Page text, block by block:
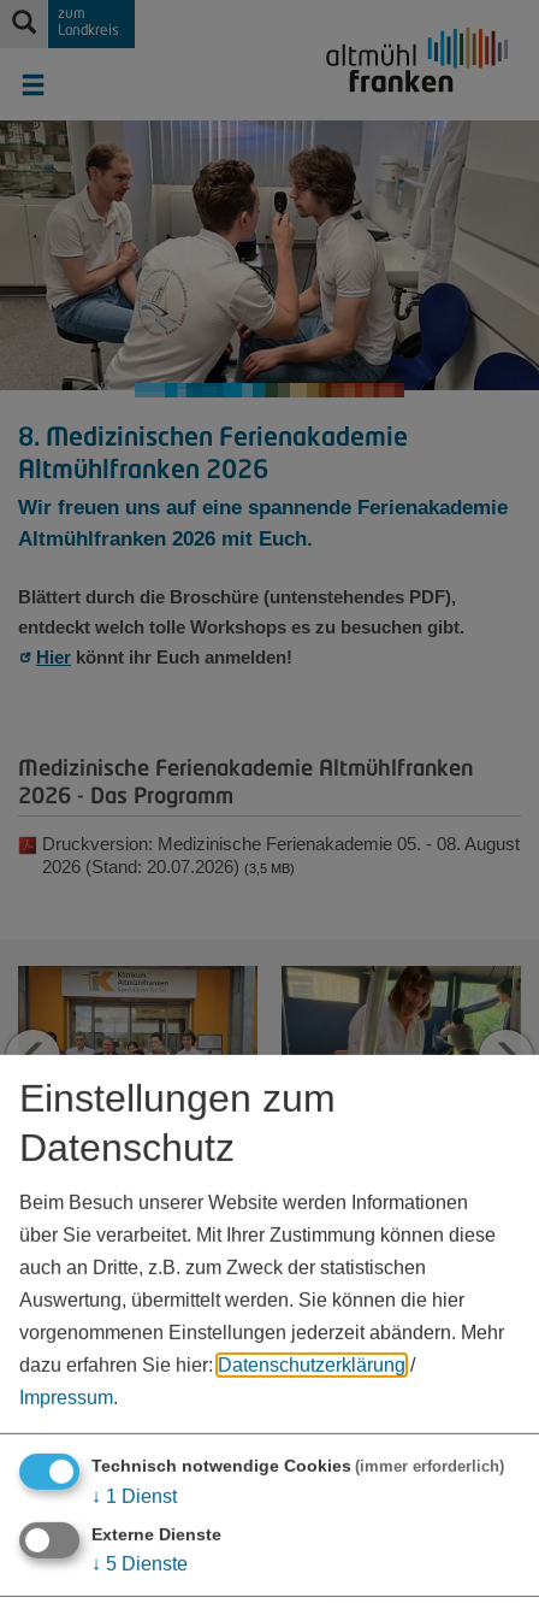
zum
Landkreis
8. Medizinischen Ferienakademie
Altmühlfranken 2026
Wir freuen uns auf eine spannende Ferienakademie
Altmühlfranken 2026 mit Euch.
Blättert durch die Broschüre (untenstehendes PDF),
entdeckt welch tolle Workshops es zu besuchen gibt.
Hier könnt ihr Euch anmelden!
Medizinische Ferienakademie Altmühlfranken
2026 - Das Programm
Druckversion: Medizinische Ferienakademie 05. - 08. August
2026 (Stand: 20.07.2026) (3,5 MB)
Kontakt
Geschäftsstelle Gesundheitsregionplus
Schwärzgasse 1 (Gebäude H)
91781 Weißenburg i.Bay.
Tel.:
09141 902-426
www.altmuehlfranken.de
vCard
49°1'49.44''N 10°58'38.82''E
Einstellungen zum
Datenschutz
Beim Besuch unserer Website werden Informationen
über Sie verarbeitet. Mit Ihrer Zustimmung können diese
auch an Dritte, z.B. zum Zweck der statistischen
Auswertung, übermittelt werden. Sie können die hier
vorgenommenen Einstellungen jederzeit abändern. Mehr
dazu erfahren Sie hier: Datenschutzerklärung /
Impressum.
Technisch notwendige Cookies (immer erforderlich)
↓ 1 Dienst
Externe Dienste
↓ 5 Dienste